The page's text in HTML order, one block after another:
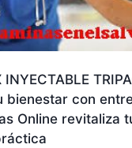
INYECTABLE
bienestar con
Online revitaliza